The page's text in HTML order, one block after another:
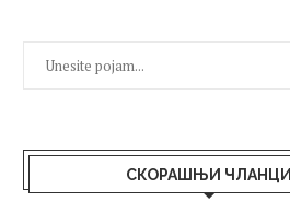
СКОРАШЊИ ЧЛАНЦИ